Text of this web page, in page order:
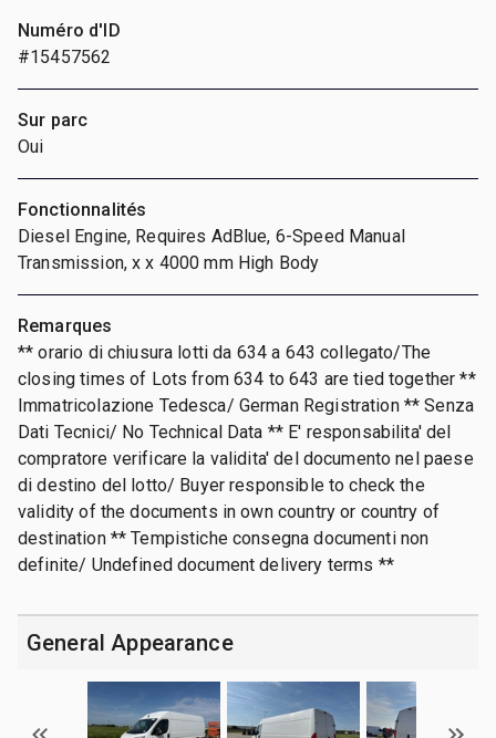
Numéro d'ID
#15457562
Sur parc
Oui
Fonctionnalités
Diesel Engine, Requires AdBlue, 6-Speed Manual
Transmission, x x 4000 mm High Body
Remarques
** orario di chiusura lotti da 634 a 643 collegato/The
closing times of Lots from 634 to 643 are tied together **
Immatricolazione Tedesca/ German Registration ** Senza
Dati Tecnici/ No Technical Data ** E' responsabilita' del
compratore verificare la validita' del documento nel paese
di destino del lotto/ Buyer responsible to check the
validity of the documents in own country or country of
destination ** Tempistiche consegna documenti non
definite/ Undefined document delivery terms **
General Appearance